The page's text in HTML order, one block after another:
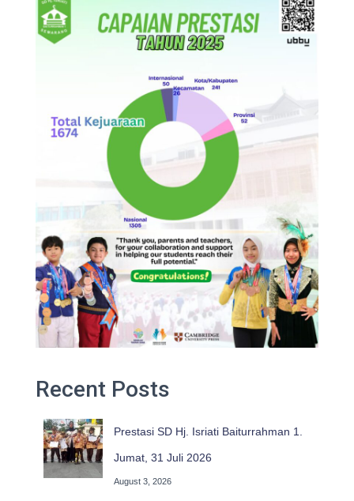
Recent Posts
Prestasi SD Hj. Isriati Baiturrahman 1.
Jumat, 31 Juli 2026
August 3, 2026